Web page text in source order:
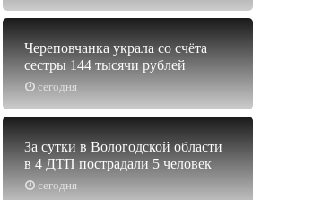
сегодня
Череповчанка украла со счёта
сестры 144 тысячи рублей
сегодня
За сутки в Вологодской области
в 4 ДТП пострадали 5 человек